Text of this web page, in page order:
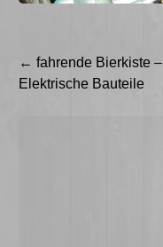
Beitragsnavigation
← fahrende Bierkiste –
Elektrische Bauteile